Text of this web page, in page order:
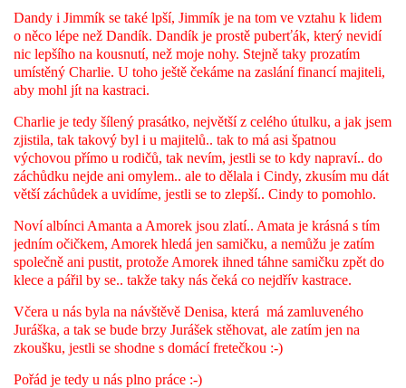
Trnová 15
294 25 Katusice
602 692 130
info@fretkyboleslav.cz
© 2026 eStránky.cz | RSS|WebSlice |Tisk|Aktualizováno: 1. 8. 2026
Nahoru ↑
Dandy i Jimmík se také lpší, Jimmík je na tom ve vztahu k lidem
o něco lépe než Dandík. Dandík je prostě puberťák, který nevidí
nic lepšího na kousnutí, než moje nohy. Stejně taky prozatím
umístěný Charlie. U toho ještě čekáme na zaslání financí majiteli,
aby mohl jít na kastraci.
Charlie je tedy šílený prasátko, největší z celého útulku, a jak jsem
zjistila, tak takový byl i u majitelů.. tak to má asi špatnou
výchovou přímo u rodičů, tak nevím, jestli se to kdy napraví.. do
záchůdku nejde ani omylem.. ale to dělala i Cindy, zkusím mu dát
větší záchůdek a uvidíme, jestli se to zlepší.. Cindy to pomohlo.
Noví albínci Amanta a Amorek jsou zlatí.. Amata je krásná s tím
jedním očičkem, Amorek hledá jen samičku, a nemůžu je zatím
společně ani pustit, protože Amorek ihned táhne samičku zpět do
klece a pářil by se.. takže taky nás čeká co nejdřív kastrace.
Včera u nás byla na návštěvě Denisa, která má zamluveného
Juráška, a tak se bude brzy Jurášek stěhovat, ale zatím jen na
zkoušku, jestli se shodne s domácí fretečkou :-)
Pořád je tedy u nás plno práce :-)